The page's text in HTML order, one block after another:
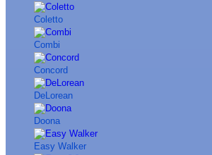
Coletto
Combi
Concord
DeLorean
Doona
Easy Walker